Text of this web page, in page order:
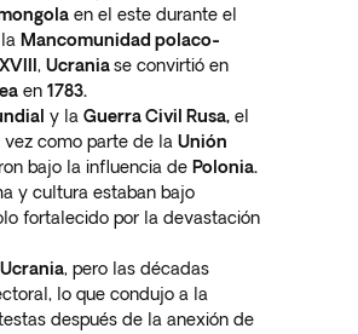
en el este durante el
Mancomunidad polaco-
, Ucraniase convirtió en
en 1783.
y la Guerra Civil Rusa, el
vez como parte de la Unión
bajo la influencia de Polonia.
y cultura estaban bajo
fortalecido por la devastación
Ucrania, pero las décadas
lo que condujo a la
después de la anexión de